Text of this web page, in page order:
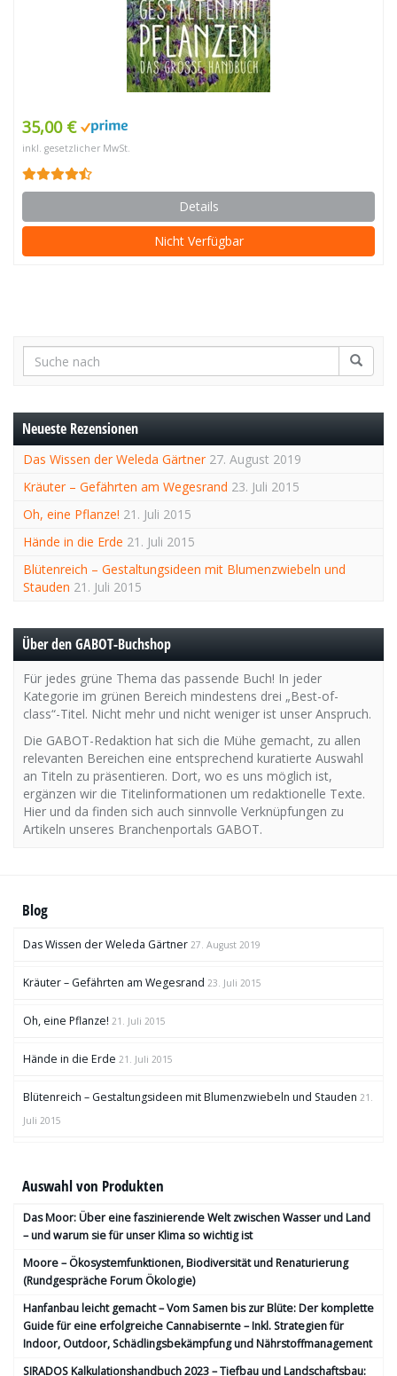
35,00 €
inkl. gesetzlicher MwSt.
Details
Nicht Verfügbar
Neueste Rezensionen
Das Wissen der Weleda Gärtner 27. August 2019
Kräuter – Gefährten am Wegesrand 23. Juli 2015
Oh, eine Pflanze! 21. Juli 2015
Hände in die Erde 21. Juli 2015
Blütenreich – Gestaltungsideen mit Blumenzwiebeln und
Stauden 21. Juli 2015
Über den GABOT-Buchshop
Für jedes grüne Thema das passende Buch! In jeder
Kategorie im grünen Bereich mindestens drei „Best-of-
class“-Titel. Nicht mehr und nicht weniger ist unser Anspruch.
Die GABOT-Redaktion hat sich die Mühe gemacht, zu allen
relevanten Bereichen eine entsprechend kuratierte Auswahl
an Titeln zu präsentieren. Dort, wo es uns möglich ist,
ergänzen wir die Titelinformationen um redaktionelle Texte.
Hier und da finden sich auch sinnvolle Verknüpfungen zu
Artikeln unseres Branchenportals GABOT.
Blog
Das Wissen der Weleda Gärtner 27. August 2019
Kräuter – Gefährten am Wegesrand 23. Juli 2015
Oh, eine Pflanze! 21. Juli 2015
Hände in die Erde 21. Juli 2015
Blütenreich – Gestaltungsideen mit Blumenzwiebeln und Stauden 21.
Juli 2015
Auswahl von Produkten
Das Moor: Über eine faszinierende Welt zwischen Wasser und Land
– und warum sie für unser Klima so wichtig ist
Moore – Ökosystemfunktionen, Bio­diversität und Renaturierung
(Rundgespräche Forum Ökologie)
Hanfanbau leicht gemacht – Vom Samen bis zur Blüte: Der komplette
Guide für eine erfolgreiche Cannabisernte – Inkl. Strategien für
Indoor, Outdoor, Schädlingsbekämpfung und Nährstoffmanagement
SIRADOS Kalkulationshandbuch 2023 – Tiefbau und Landschaftsbau: